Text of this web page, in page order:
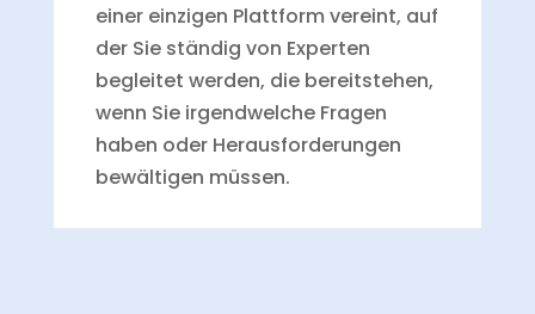
einer einzigen Plattform vereint, auf
der Sie ständig von Experten
begleitet werden, die bereitstehen,
wenn Sie irgendwelche Fragen
haben oder Herausforderungen
bewältigen müssen.